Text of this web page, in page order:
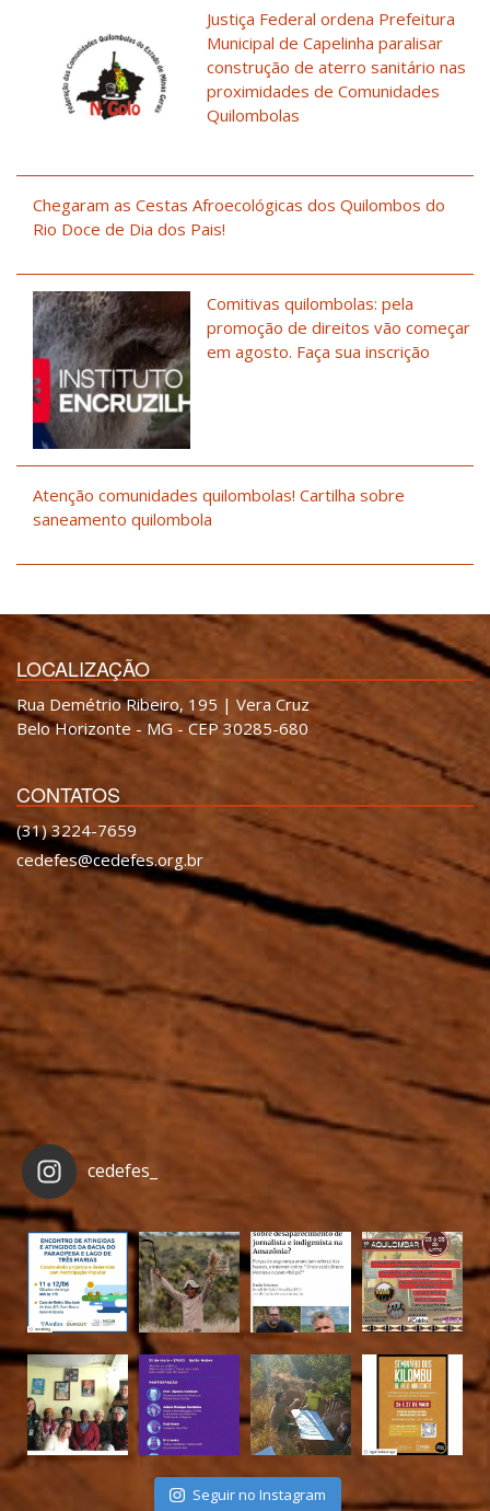
Justiça Federal ordena Prefeitura
Municipal de Capelinha paralisar
construção de aterro sanitário nas
proximidades de Comunidades
Quilombolas
Chegaram as Cestas Afroecológicas dos Quilombos do
Rio Doce de Dia dos Pais!
Comitivas quilombolas: pela
promoção de direitos vão começar
em agosto. Faça sua inscrição
Atenção comunidades quilombolas! Cartilha sobre
saneamento quilombola
LOCALIZAÇÃO
Rua Demétrio Ribeiro, 195 | Vera Cruz
Belo Horizonte - MG - CEP 30285-680
CONTATOS
(31) 3224-7659
cedefes@cedefes.org.br
cedefes_
Seguir no Instagram